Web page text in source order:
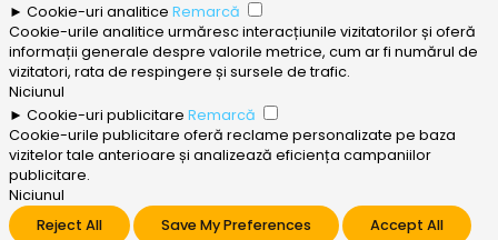
► Cookie-uri analitice Remarcă
Cookie-urile analitice urmăresc interacțiunile vizitatorilor și oferă
informații generale despre valorile metrice, cum ar fi numărul de
vizitatori, rata de respingere și sursele de trafic.
Niciunul
► Cookie-uri publicitare Remarcă
Cookie-urile publicitare oferă reclame personalizate pe baza
vizitelor tale anterioare și analizează eficiența campaniilor
publicitare.
Niciunul
Reject All
Save My Preferences Accept All